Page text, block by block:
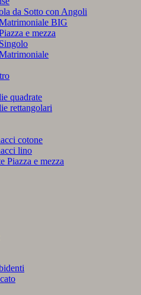
da Sotto con Angoli
BIG
e mezza
Singolo
quadrate
rettangolari
cotone
lino
Piazza e mezza